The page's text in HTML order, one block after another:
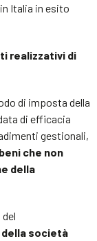
Italia in esito
realizzativi di
di imposta della
di efficacia
gestionali,
che non
della
società